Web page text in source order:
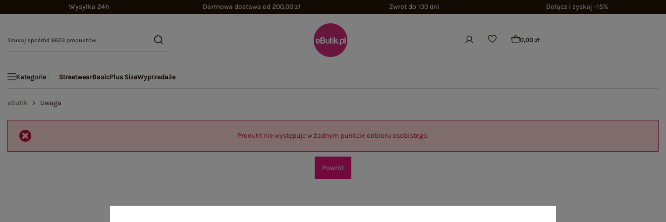
Wysyłka 24h Darmowa dostawa od 200,00 zł Zwrot do 100 dni Dołącz i zyskaj -15%
0,00 zł
Kategorie StreetwearBasicPlus SizeWyprzedaże
eButik Uwaga
Produkt nie występuje w żadnym punkcie odbioru osobistego.
Powrót